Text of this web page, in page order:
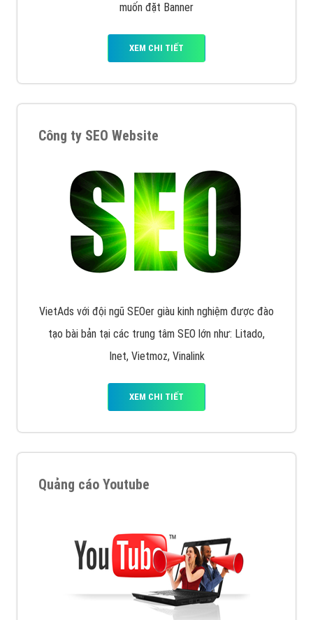
muốn đặt Banner
XEM CHI TIẾT
Công ty SEO Website
VietAds với đội ngũ SEOer giàu kinh nghiệm được đào
tạo bài bản tại các trung tâm SEO lớn như: Litado,
Inet, Vietmoz, Vinalink
XEM CHI TIẾT
Quảng cáo Youtube